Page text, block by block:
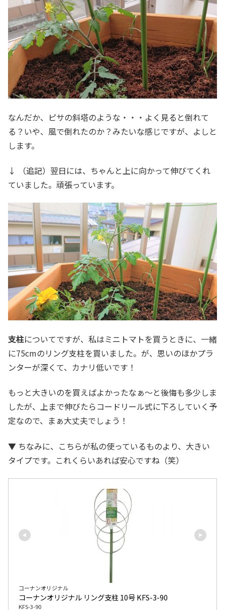
なんだか、ピサの斜塔のような・・・よく見ると倒れて
る？いや、風で倒れたのか？みたいな感じですが、よしと
します。
↓ （追記）翌日には、ちゃんと上に向かって伸びてくれ
ていました。頑張っています。
支柱についてですが、私はミニトマトを買うときに、一緒
に75cmのリング支柱を買いました。が、思いのほかプラ
ンターが深くて、カナリ低いです！
もっと大きいのを買えばよかったなぁ～と後悔も多少しま
したが、上まで伸びたらコードリール式に下ろしていく予
定なので、まぁ大丈夫でしょう！
▼ ちなみに、こちらが私の使っているものより、大きい
タイプです。これくらいあれば安心ですね（笑）
コーナンオリジナル
コーナンオリジナル リング支柱 10号 KFS-3-90
KFS-3-90